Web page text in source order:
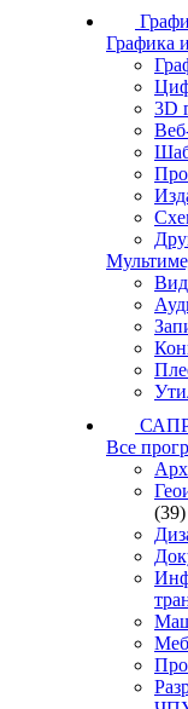
Графика
3D
Все
(39)